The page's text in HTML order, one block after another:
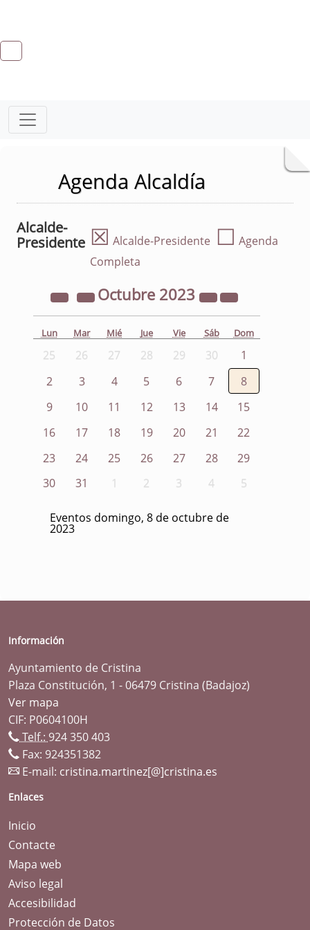
Agenda Alcaldía
Alcalde-
Presidente ☒ Alcalde-Presidente ☐ Agenda
Completa
Octubre 2023
Lun Mar Mié Jue Vie Sáb Dom
25 26 27 28 29 30
1
2
3 4 5 6 7
8
9
10 11 12 13 14
15
16
17 18 19 20 21
22
23
24 25 26 27 28
29
30
31 1 2 3 4 5
Eventos domingo, 8 de octubre de
2023
Información
Ayuntamiento de Cristina
Plaza Constitución, 1 - 06479 Cristina (Badajoz)
Ver mapa
CIF: P0604100H
Telf.: 924 350 403
Fax: 924351382
E-mail: cristina.martinez[@]cristina.es
Enlaces
Inicio
Contacte
Mapa web
Aviso legal
Accesibilidad
Protección de Datos